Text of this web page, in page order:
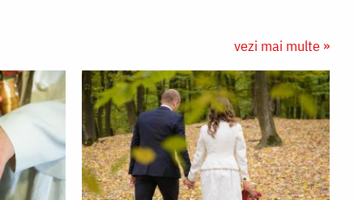
vezi mai multe »